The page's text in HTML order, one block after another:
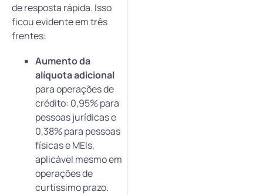
de resposta rápida. Isso
ficou evidente em três
frentes:
Aumento da
alíquota adicional
para operações de
crédito: 0,95% para
pessoas jurídicas e
0,38% para pessoas
físicas e MEIs,
aplicável mesmo em
operações de
curtíssimo prazo.